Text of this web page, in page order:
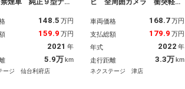
煙車 純正９型ナ
コ ＥＴＣ 寒冷地
減装置 シートヒータ
ドルヒーター デジ
ンナーミラー ＨＤＭ
セグ Ｂｌｕｅｔｏ
148.5 万円
159.9 万円
2021 年
5.9万km
ージ 仙台利府店
ビ 全周囲カメラ 衝突軽
ーセンサー スマートキー
ＬＥＤヘッド ビルトインＥ
ＴＣ オートハイビーム 車
線逸脱警報 オートライト
オートエアコン Ｂｌｕｅｔ
ｏｏｔｈ
車両価格 168.7万円
支払総額 179.9 万円
年式 2022 年
走行距離 3.3万km
ネクステージ 津店